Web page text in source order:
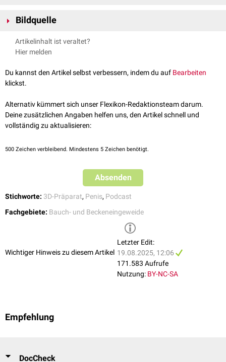
Vorhaut , bedeckt. Es ist über das
verbunden.
Am Hinterrand der Eichel sieht man gelegentlich kleine weiße,
wärzchenförmige Ausziehungen, die so genannten Hornzipfel (
FlexTalk – Unter der Gürtellinie: Der
Penis
Bildquelle
Bildquelle Podcast: ©Charles Deluvio /
Präparat freundlicherweise zur Verfügung gestellt durch die
Artikelinhalt ist veraltet?
Hier melden
Du kannst den Artikel selbst verbessern, indem du auf Bearbeiten
klickst.
Alternativ kümmert sich unser Flexikon-Redaktionsteam darum.
Deine zusätzlichen Angaben helfen uns, den Artikel schnell und
vollständig zu aktualisieren:
500 Zeichen verbleibend. Mindestens 5 Zeichen benötigt.
Absenden
Stichworte: 3D-Präparat, Penis, Podcast
Fachgebiete: Bauch- und Beckeneingeweide
Wichtiger Hinweis zu diesem Artikel
Letzter Edit:
19.08.2025, 12:06
171.583 Aufrufe
Nutzung: BY-NC-SA
Empfehlung
DocCheck